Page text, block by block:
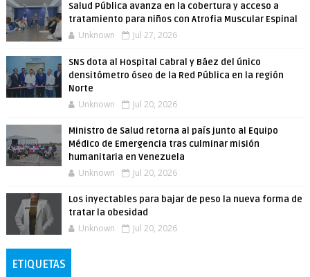
Salud Pública avanza en la cobertura y acceso a
tratamiento para niños con Atrofia Muscular Espinal
Unknown Jul 27, 2026
SNS dota al Hospital Cabral y Báez del único
densitómetro óseo de la Red Pública en la región
Norte
Unknown Jul 20, 2026
Ministro de Salud retorna al país junto al Equipo
Médico de Emergencia tras culminar misión
humanitaria en Venezuela
Unknown Jul 20, 2026
Los inyectables para bajar de peso la nueva forma de
tratar la obesidad
Unknown Jul 20, 2026
ETIQUETAS